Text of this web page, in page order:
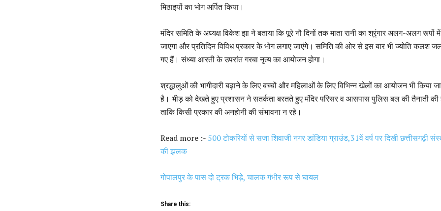
मिठाइयों का भोग अर्पित किया।
मंदिर समिति के अध्यक्ष विकेश झा ने बताया कि पूरे नौ दिनों तक माता रानी का श्रृंगार अलग-अलग रूपों
जाएगा और प्रतिदिन विविध प्रकार के भोग लगाए जाएंगे। समिति की ओर से इस बार भी ज्योति कलश
गए हैं। संध्या आरती के उपरांत गरबा नृत्य का आयोजन होगा।
श्रद्धालुओं की भागीदारी बढ़ाने के लिए बच्चों और महिलाओं के लिए विभिन्न खेलों का आयोजन भी किया
है। भीड़ को देखते हुए प्रशासन ने सतर्कता बरतते हुए मंदिर परिसर व आसपास पुलिस बल की तैनाती की
ताकि किसी प्रकार की अनहोनी की संभावना न रहे।
Read more :- 500 टोकरियों से सजा शिवाजी नगर डांडिया ग्राउंड,31वें वर्ष पर दिखी छत्तीसगढ़ी
की झलक
गोपालपुर के पास दो ट्रक भिड़े, चालक गंभीर रूप से घायल
Share this: